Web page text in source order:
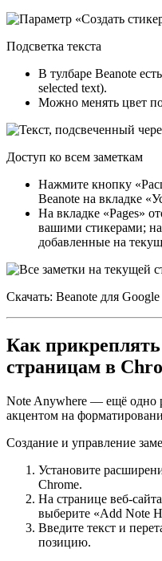
Подсветка текста
В тулбаре Beanote
selected text).
Можно менять цвет
Доступ ко всем заметкам
Нажмите кнопку
Beanote на вкладке
На вкладке «Pages»
вашими стикерами;
добавленные на
Скачать: Beanote для
Как
страницам в
Note Anywhere — ещё одно
акцентом на
Создание и управление
Установите
Chrome.
На странице
выберите «Add Note
Введите текст и
позицию.